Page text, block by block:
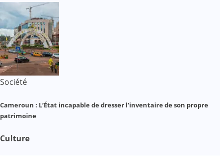
Société
Cameroun : L’État incapable de dresser l’inventaire de son propre
patrimoine
Culture